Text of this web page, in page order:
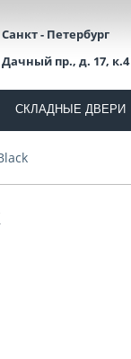
Санкт - Петербург
Дачный пр., д. 17, к.4
СКЛАДНЫЕ ДВЕРИ